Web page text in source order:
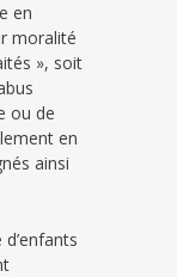
en
moralité
», soit
ou de
en
ainsi